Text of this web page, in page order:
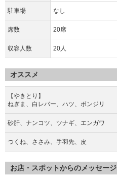
駐車場 なし
席数 20席
収容人数 20人
オススメ
【やきとり】
ねぎま、白レバー、ハツ、ボンジリ
砂肝、ナンコツ、ツナギ、エンガワ
つくね、ささみ、手羽先、皮
お店・スポットからのメッセージ